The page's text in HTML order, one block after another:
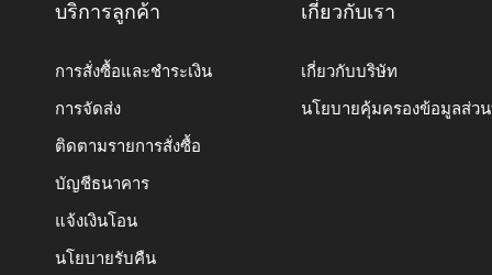
บริการลูกค้า
การสั่งซื้อและชำระเงิน
การจัดส่ง
ติดตามรายการสั่งซื้อ
บัญชีธนาคาร
แจ้งเงินโอน
นโยบายรับคืน
เกี่ยวกับเรา
เกี่ยวกับบริษัท
นโยบายคุ้มครองข้อมูลส่ว